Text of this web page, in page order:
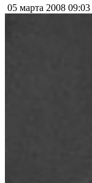
05 марта 2008 09:03